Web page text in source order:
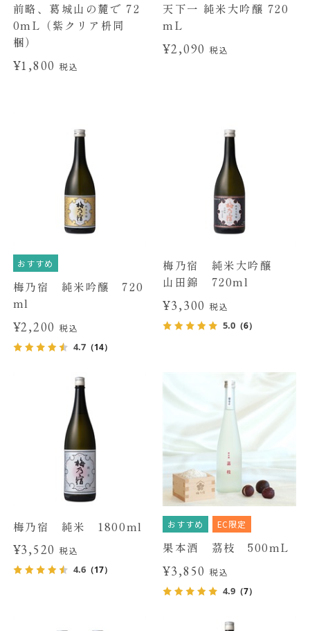
前略、葛城山の麓で 72
0mL（紫クリア枡同
梱）
¥1,800税込
天下一 純米大吟醸 720
mL
¥2,090 税込
おすすめ
梅乃宿 純米吟醸 720
ml
¥2,200税込
4.7（14）
梅乃宿 純米大吟醸
山田錦 720ml
¥3,300 税込
5.0 （6）
梅乃宿 純米 1800ml
¥3,520税込
4.6（17）
おすすめ EC限定
果本酒 茘枝 500mL
¥3,850 税込
4.9 （7）